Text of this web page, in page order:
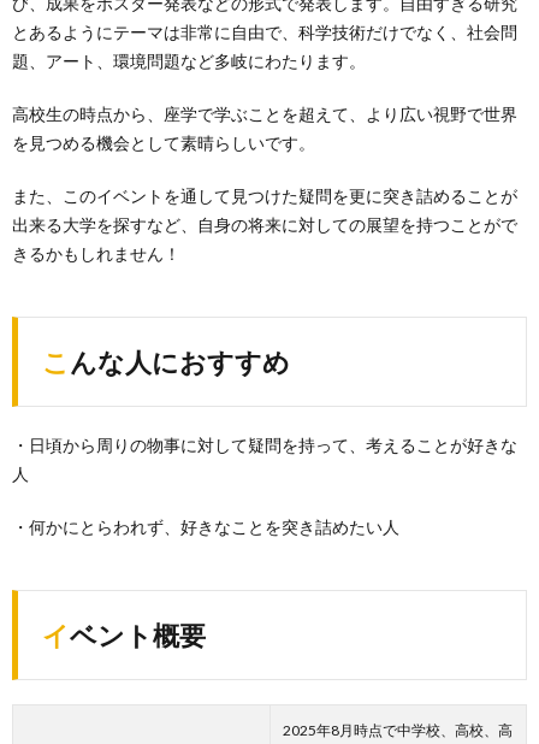
とあるようにテーマは非常に自由で、科学技術だけでなく、社会問
題、アート、環境問題など多岐にわたります。
高校生の時点から、座学で学ぶことを超えて、より広い視野で世界
を見つめる機会として素晴らしいです。
また、このイベントを通して見つけた疑問を更に突き詰めることが
出来る大学を探すなど、自身の将来に対しての展望を持つことがで
きるかもしれません！
こんな人におすすめ
・日頃から周りの物事に対して疑問を持って、考えることが好きな
人
・何かにとらわれず、好きなことを突き詰めたい人
イベント概要
2025年8月時点で中学校、高校、高